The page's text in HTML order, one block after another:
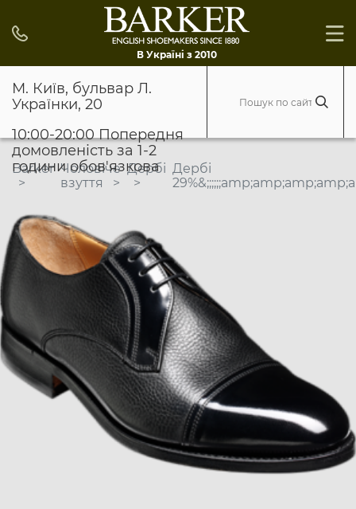
В Україні з 2010
М. Київ, бульвар Л.
Українки, 20
10:00-20:00 Попередня
домовленість за 1-2
години обов'язкова
Barker Чоловіче
взуття
Дербі Дербі